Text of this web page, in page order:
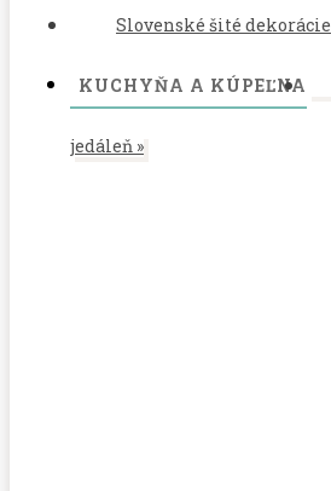
Slovenské šité dekorácie
KUCHYŇA A KÚPEĽNA
jedáleň »